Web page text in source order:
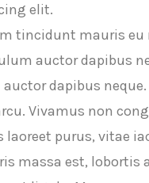
elit.
tincidunt mauris eu
auctor dapibus
dapibus neque.
Vivamus non
laoreet purus, vitae
massa est, lobortis